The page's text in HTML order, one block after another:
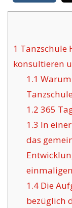
1 Tanzschule
konsultieren
1.1
1.2 365
1.3 In
das
1.4Die
bezüglich